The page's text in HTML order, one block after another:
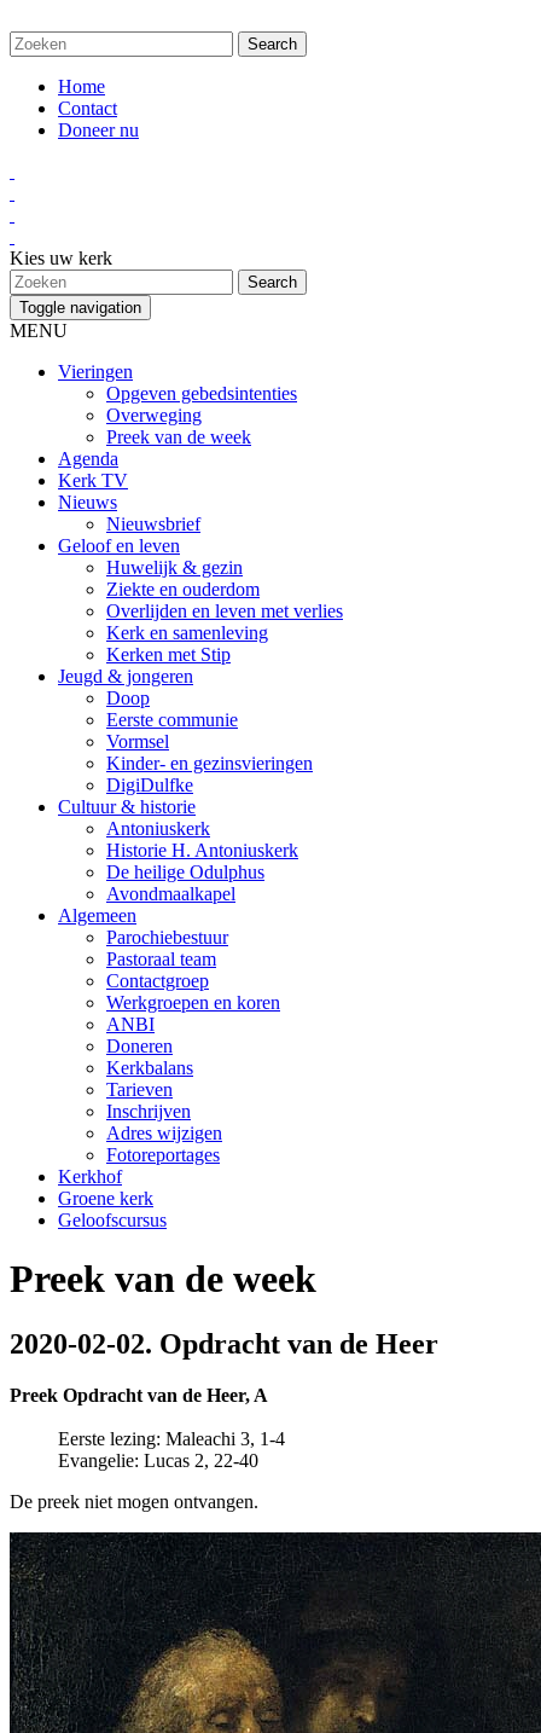
Home
Contact
Doneer nu
Kies uw kerk
Toggle navigation
MENU
Vieringen
Opgeven gebedsintenties
Overweging
Preek van de week
Agenda
Kerk TV
Nieuws
Nieuwsbrief
Geloof en leven
Huwelijk & gezin
Ziekte en ouderdom
Overlijden en leven met verlies
Kerk en samenleving
Kerken met Stip
Jeugd & jongeren
Doop
Eerste communie
Vormsel
Kinder- en gezinsvieringen
DigiDulfke
Cultuur & historie
Antoniuskerk
Historie H. Antoniuskerk
De heilige Odulphus
Avondmaalkapel
Algemeen
Parochiebestuur
Pastoraal team
Contactgroep
Werkgroepen en koren
ANBI
Doneren
Kerkbalans
Tarieven
Inschrijven
Adres wijzigen
Fotoreportages
Kerkhof
Groene kerk
Geloofscursus
Preek van de week
2020-02-02. Opdracht van de Heer
Preek Opdracht van de Heer, A
Eerste lezing: Maleachi 3, 1-4
Evangelie: Lucas 2, 22-40
De preek niet mogen ontvangen.